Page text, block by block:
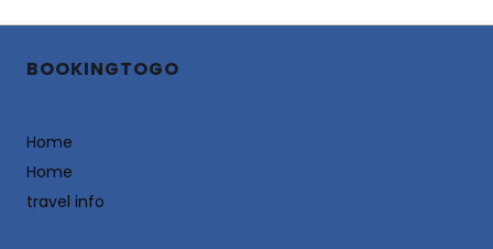
BOOKINGTOGO
Home
Home
travel info